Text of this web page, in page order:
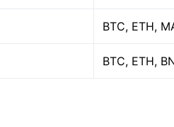
BTC, ETH,
BTC, ETH,